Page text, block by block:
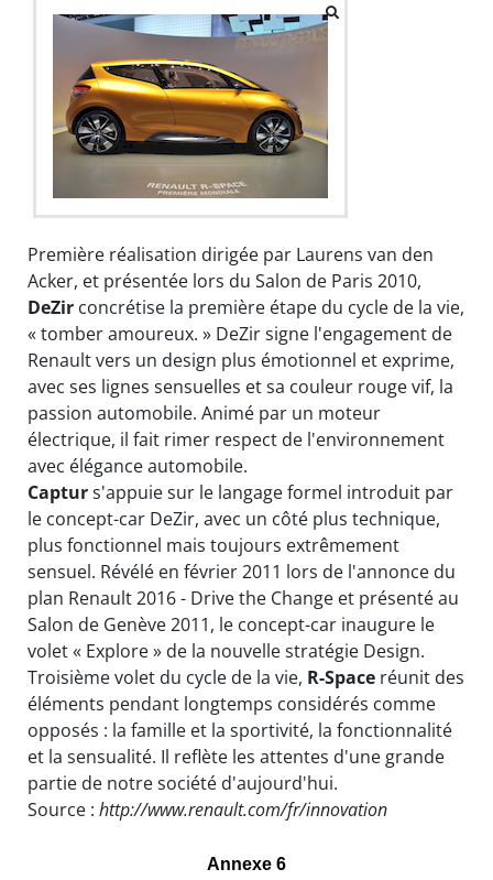
Première réalisation dirigée par Laurens van den
Acker, et présentée lors du Salon de Paris 2010,
DeZir concrétise la première étape du cycle de la vie,
« tomber amoureux. » DeZir signe l'engagement de
Renault vers un design plus émotionnel et exprime,
avec ses lignes sensuelles et sa couleur rouge vif, la
passion automobile. Animé par un moteur
électrique, il fait rimer respect de l'environnement
avec élégance automobile.
Capturs'appuie sur le langage formel introduit par
le concept-car DeZir, avec un côté plus technique,
plus fonctionnel mais toujours extrêmement
sensuel. Révélé en février 2011 lors de l'annonce du
plan Renault 2016 - Drive the Change et présenté au
Salon de Genève 2011, le concept-car inaugure le
volet « Explore » de la nouvelle stratégie Design.
Troisième volet du cycle de la vie, R-Space réunit des
éléments pendant longtemps considérés comme
opposés : la famille et la sportivité, la fonctionnalité
et la sensualité. Il reflète les attentes d'une grande
partie de notre société d'aujourd'hui.
Source : http://www.renault.com/fr/innovation
Annexe 6